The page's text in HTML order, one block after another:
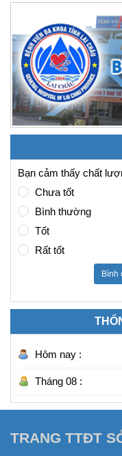
Bạn cảm thấy chất
Chưa tốt
Bình thường
Tốt
Rất tốt
Bình
Hôm nay :
Tháng 08 :
TRANG TTĐT